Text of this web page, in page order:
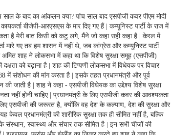
साल के बाद का आंकलन क्या? पांच साल बाद एसपीजी कवर पीएम मोदी
बीजेपी-आरएसएस के मार दिए गए हैं | कम्यूनिस्ट पार्टी के राज में
है मेरी बात किसी को कटु लगे, मैंने जो कहा सही कहा है | केरल में
मारे गए तब हम शासन में नहीं थे, जब कांग्रेस और कम्युनिस्ट पार्टी
शाह ने लोकसभा में कहा था कि विशेष सुरक्षा समूह (एसपीजी)
को बढ़ाना है | शाह की टिप्पणी लोकसभा में विधेयक पर विचार
में संशोधन की मांग करता है | इसके तहत प्रधानमंत्री और पूर्व
की जाती है | शाह ने कहा - एसपीजी विधेयक का उद्देश्य विशेष सुरक्षा
होनी चाहिए | प्रधानमंत्री के लिए एसपीजी कवर की आवश्यकता
एसपीजी की जरूरत है, क्योंकि वह देश के कल्याण, देश की सुरक्षा और
प्रधानमंत्री की शारीरिक सुरक्षा तक ही सीमित नहीं है, बल्कि
संस्थान, स्वास्थ्य और संचार तक सीमित है | इन सभी चीजों की